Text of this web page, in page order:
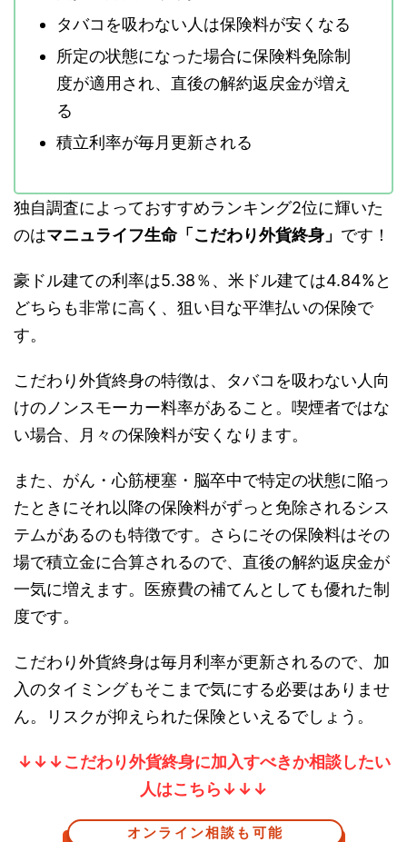
タバコを吸わない人は保険料が安くなる
所定の状態になった場合に保険料免除制
度が適用され、直後の解約返戻金が増え
る
積立利率が毎月更新される
独自調査によっておすすめランキング2位に輝いた
のはマニュライフ生命「こだわり外貨終身」 です！
豪ドル建ての利率は5.38％、米ドル建ては4.84%と
どちらも非常に高く、狙い目な平準払いの保険で
す。
こだわり外貨終身の特徴は、タバコを吸わない人向
けのノンスモーカー料率があること。喫煙者ではな
い場合、月々の保険料が安くなります。
また、がん・心筋梗塞・脳卒中で特定の状態に陥っ
たときにそれ以降の保険料がずっと免除されるシス
テムがあるのも特徴です。さらにその保険料はその
場で積立金に合算されるので、直後の解約返戻金が
一気に増えます。医療費の補てんとしても優れた制
度です。
こだわり外貨終身は毎月利率が更新されるので、加
入のタイミングもそこまで気にする必要はありませ
ん。リスクが抑えられた保険といえるでしょう。
↓↓↓こだわり外貨終身に加入すべきか相談したい
人はこちら↓↓↓
オンライン相談も可能